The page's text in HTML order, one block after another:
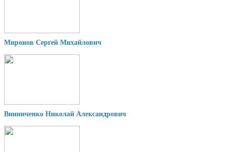
Миронов Сергей Михайлович
Винниченко Николай Александрович